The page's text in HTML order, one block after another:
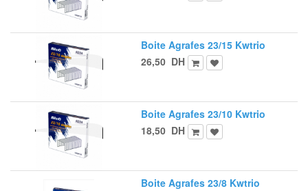
Boite Agrafes 23/15 Kwtrio
26,50 DH
Boite Agrafes 23/10 Kwtrio
18,50 DH
Boite Agrafes 23/8 Kwtrio